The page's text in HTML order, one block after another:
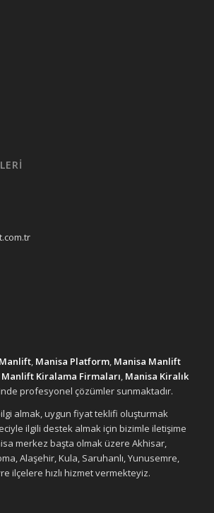
, Manisa Platform, Manisa Manlift
Manlift Kiralama Firmaları, Manisa Kiralık
profesyonel çözümler sunmaktadır.
almak, uygun fiyat teklifi oluşturmak
ilgili destek almak için bizimle iletişime
merkez başta olmak üzere Akhisar,
Alaşehir, Kula, Saruhanlı, Yunusemre,
ilçelere hızlı hizmet vermekteyiz.